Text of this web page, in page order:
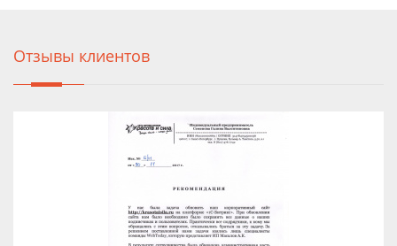
Отзывы клиентов